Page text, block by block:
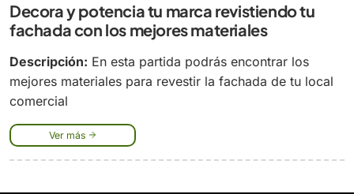
Decora y potencia tu marca revistiendo tu
fachada con los mejores materiales
Descripción: En esta partida podrás encontrar los
mejores materiales para revestir la fachada de tu local
comercial
Ver más